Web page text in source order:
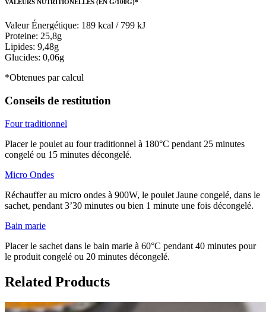
VALEURS NUTRITIONELLES (EN G/100G)*
Valeur Énergétique: 189 kcal / 799 kJ
Proteine: 25,8g
Lipides: 9,48g
Glucides: 0,06g
*Obtenues par calcul
Conseils de restitution
Four traditionnel
Placer le poulet au four traditionnel à 180°C pendant 25 minutes
congelé ou 15 minutes décongelé.
Micro Ondes
Réchauffer au micro ondes à 900W, le poulet Jaune congelé, dans le
sachet, pendant 3’30 minutes ou bien 1 minute une fois décongelé.
Bain marie
Placer le sachet dans le bain marie à 60°C pendant 40 minutes pour
le produit congelé ou 20 minutes décongelé.
Related Products